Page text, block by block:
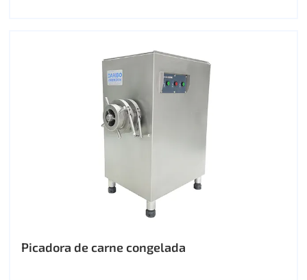
Picadora de carne congelada